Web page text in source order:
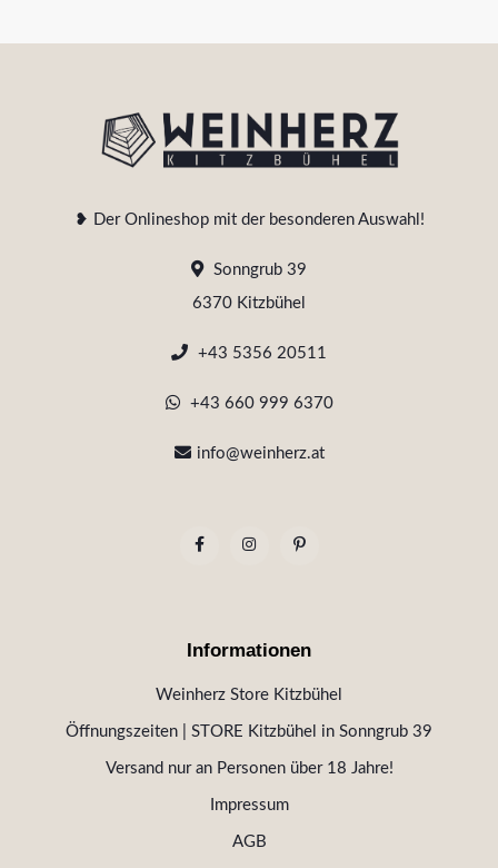
❥ Der Onlineshop mit der besonderen Auswahl!
Sonngrub 39
6370 Kitzbühel
+43 5356 20511
+43 660 999 6370
info@weinherz.at
Informationen
Weinherz Store Kitzbühel
Öffnungszeiten | STORE Kitzbühel in Sonngrub 39
Versand nur an Personen über 18 Jahre!
Impressum
AGB